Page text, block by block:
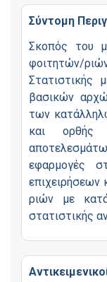
Σύντομη
Σκοπός του
φοιτητών/
Στατιστικής
βασικών
των
και ορθής
εφαρμογές
επιχειρήσεων
ριών με
στατιστικής